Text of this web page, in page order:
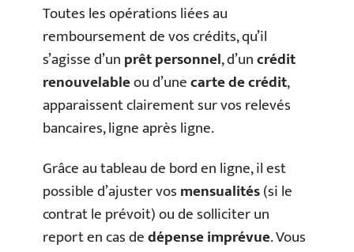
Toutes les opérations liées au
remboursement de vos crédits, qu’il
s’agisse d’unprêt personnel, d’uncrédit
renouvelableou d’unecarte de crédit,
apparaissent clairement sur vos relevés
bancaires, ligne après ligne.
Grâce au tableau de bord en ligne, il est
possible d’ajuster vosmensualités(si le
contrat le prévoit) ou de solliciter un
report en cas dedépense imprévue. Vous